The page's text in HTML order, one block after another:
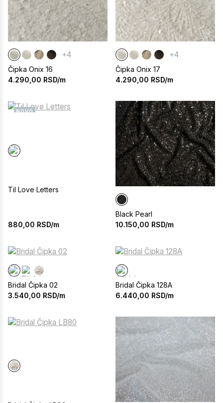
+4
Čipka Onix 16
4.290,00 RSD/m
+4
Čipka Onix 17
4.290,00 RSD/m
NOVO
Til Love Letters
880,00 RSD/m
Black Pearl
10.150,00 RSD/m
Bridal Čipka 02
3.540,00 RSD/m
Bridal Čipka 128A
6.440,00 RSD/m